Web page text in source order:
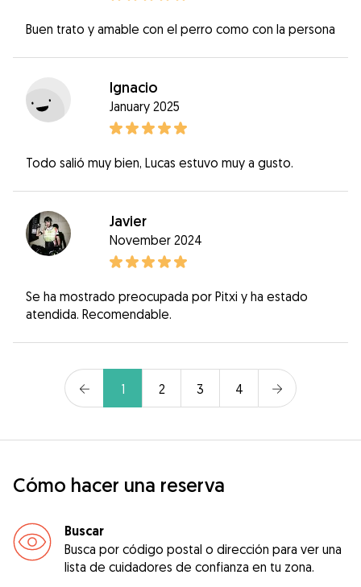
Buen trato y amable con el perro como con la persona
Ignacio
January 2025
Todo salió muy bien, Lucas estuvo muy a gusto.
Javier
November 2024
Se ha mostrado preocupada por Pitxi y ha estado
atendida. Recomendable.
1 2 3 4
Cómo hacer una reserva
Buscar
Busca por código postal o dirección para ver una
lista de cuidadores de confianza en tu zona.